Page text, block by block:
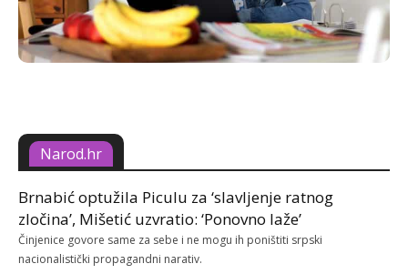
Narod.hr
Brnabić optužila Piculu za ‘slavljenje ratnog
zločina’, Mišetić uzvratio: ‘Ponovno laže’
Činjenice govore same za sebe i ne mogu ih poništiti srpski
nacionalistički propagandni narativ.